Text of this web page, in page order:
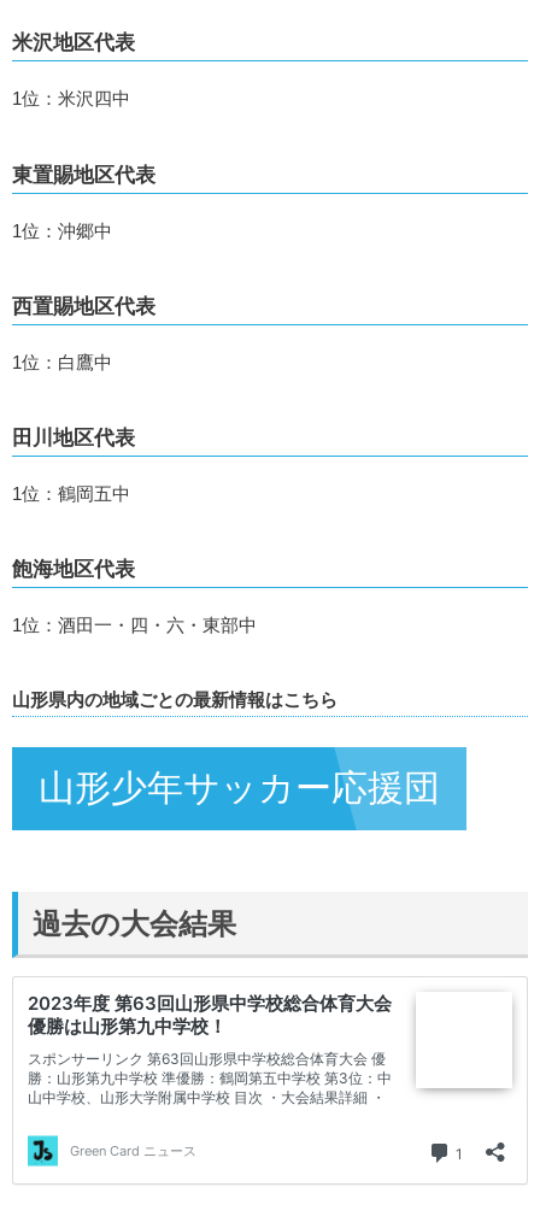
米沢地区代表
1位：米沢四中
東置賜地区代表
1位：沖郷中
西置賜地区代表
1位：白鷹中
田川地区代表
1位：鶴岡五中
飽海地区代表
1位：酒田一・四・六・東部中
山形県内の地域ごとの最新情報はこちら
山形少年サッカー応援団
過去の大会結果